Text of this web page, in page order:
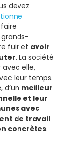
devez
grands-
fuir et avoir
. La société
elle,
leur temps.
, d’un meilleur
et leur
avec
de travail
concrètes.